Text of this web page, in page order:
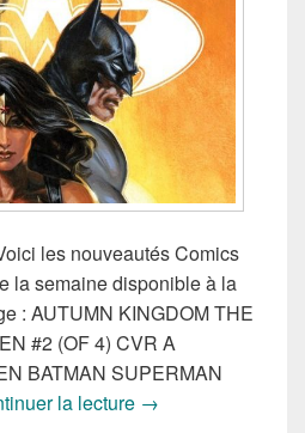
les nouveautés Comics
la semaine disponible à la
: AUTUMN KINGDOM THE
#2 (OF 4) CVR A
BATMAN SUPERMAN
la lecture Sortie des comics
→